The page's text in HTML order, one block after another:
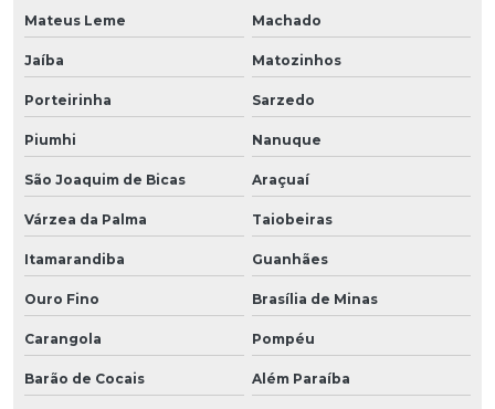
Mateus Leme Machado
Jaíba Matozinhos
Porteirinha Sarzedo
Piumhi Nanuque
São Joaquim de Bicas Araçuaí
Várzea da Palma Taiobeiras
Itamarandiba Guanhães
Ouro Fino Brasília de Minas
Carangola Pompéu
Barão de Cocais Além Paraíba